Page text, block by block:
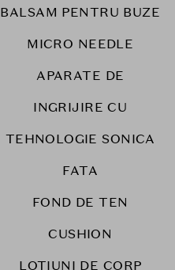
BALSAM PENTRU BUZE
MICRO NEEDLE
APARATE DE
INGRIJIRE CU
TEHNOLOGIE SONICA
FATA
FOND DE TEN
CUSHION
LOTIUNI DE CORP